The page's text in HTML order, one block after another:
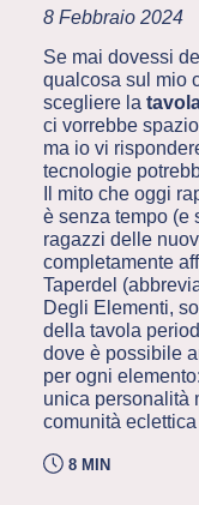
8 Febbraio 2024
Se mai dovessi
qualcosa sul mio
scegliere la
ci vorrebbe
ma io vi
tecnologie
Il mito che oggi
è senza tempo (e
ragazzi delle
completamente
Taperdel
Degli Elementi,
della tavola
dove è possibile
per ogni
unica personalità
comunità
8 MIN